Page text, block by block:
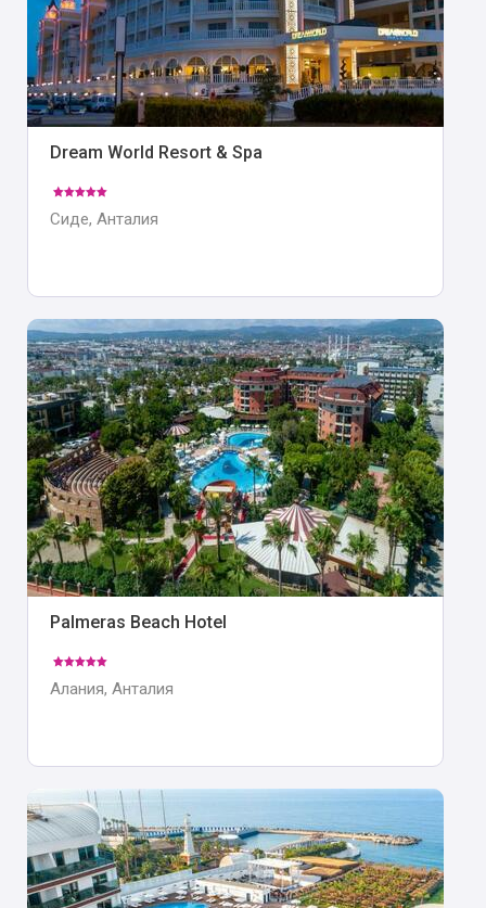
Dream World Resort & Spa
Сиде, Анталия
Palmeras Beach Hotel
Алания, Анталия